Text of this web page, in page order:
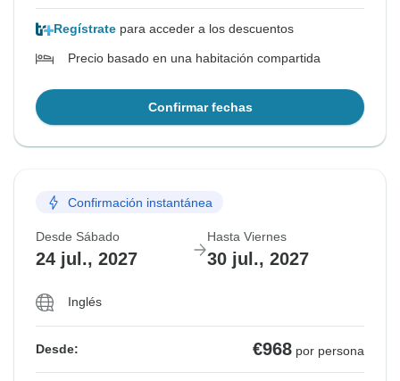
Regístrate para acceder a los descuentos
Precio basado en una habitación compartida
Confirmar fechas
Confirmación instantánea
Desde Sábado
24 jul., 2027
Hasta Viernes
30 jul., 2027
Inglés
Desde: €968 por persona